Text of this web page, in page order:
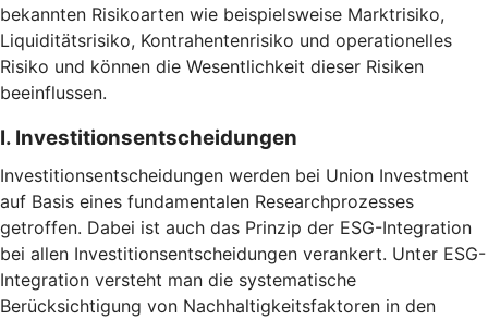
bekannten Risikoarten wie beispielsweise Marktrisiko,
Liquiditätsrisiko, Kontrahentenrisiko und operationelles
Risiko und können die Wesentlichkeit dieser Risiken
beeinflussen.
I. Investitionsentscheidungen
Investitionsentscheidungen werden bei Union Investment
auf Basis eines fundamentalen Researchprozesses
getroffen. Dabei ist auch das Prinzip der ESG-Integration
bei allen Investitionsentscheidungen verankert. Unter ESG-
Integration versteht man die systematische
Berücksichtigung von Nachhaltigkeitsfaktoren in den